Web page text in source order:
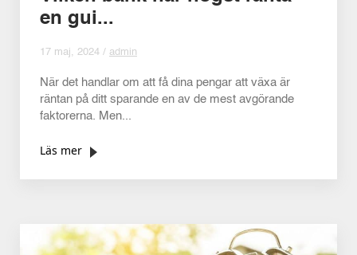
en gui...
17 maj, 2024 / admin
När det handlar om att få dina pengar att växa är
räntan på ditt sparande en av de mest avgörande
faktorerna. Men...
Läs mer